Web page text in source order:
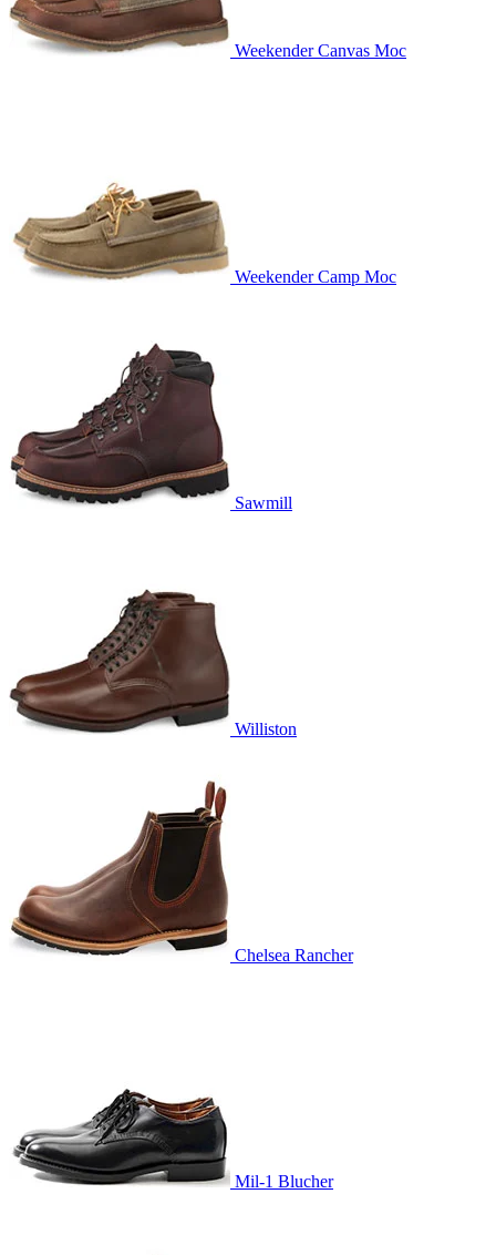
Weekender Canvas Moc
Weekender Camp Moc
Sawmill
Williston
Chelsea Rancher
Mil-1 Blucher